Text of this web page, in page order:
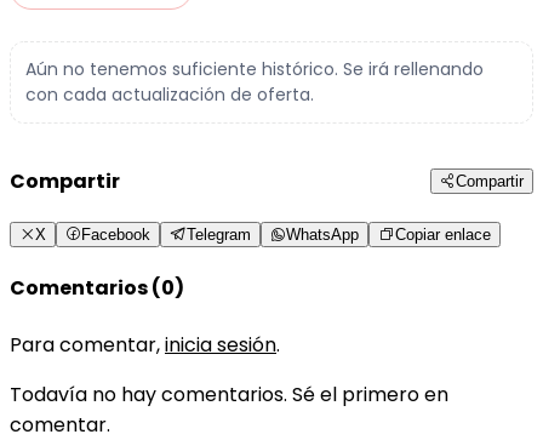
Aún no tenemos suficiente histórico. Se irá rellenando
con cada actualización de oferta.
Compartir Compartir
X Facebook Telegram WhatsApp Copiar enlace
Comentarios (0)
Para comentar,inicia sesión.
Todavía no hay comentarios. Sé el primero en
comentar.